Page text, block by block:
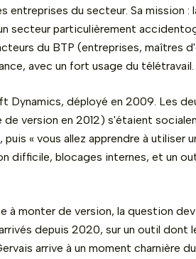
entreprises du secteur. Sa mission :
secteur particulièrement
du BTP (entreprises, maîtres
avec un fort usage du télétravail.
Dynamics, déployé en 2009. Les
version en 2012) s'étaient
« vous allez apprendre à utiliser
difficile, blocages internes, et un
à monter de version, la question
depuis 2020, sur un outil dont
arrive à un moment charnière